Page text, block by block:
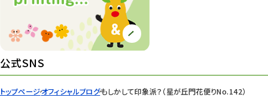
トップページオフィシャルブログもしかして印象派？（星が丘門花便りNo.142）
紅葉情報
ズーボ
イベント
公式SNS